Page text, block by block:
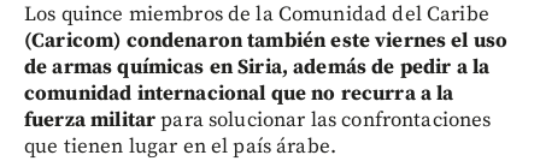
Los quince miembros de la Comunidad del Caribe
(Caricom) condenaron también este viernes el uso
de armas químicas en Siria, además de pedir a la
comunidad internacional que no recurra a la
fuerza militarpara solucionar las confrontaciones
que tienen lugar en el país árabe.